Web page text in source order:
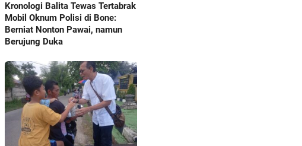
Kronologi Balita Tewas Tertabrak
Mobil Oknum Polisi di Bone:
Berniat Nonton Pawai, namun
Berujung Duka